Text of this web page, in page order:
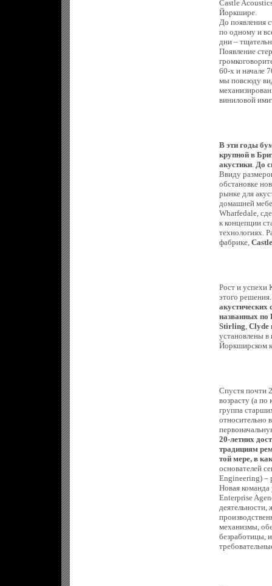
Castle
Йоркшире.
До появления
по одному и
дни –
Появление
60-х и начале
мы повсюду
виниловой
В эти годы
крупной в
акустики. До
Ввиду
обстановке
рынке для
домашней
Wharfedale,
к концепции
технологиях.
фабрике,
Рост и успехи
этого
акустических
названных по
Stirling, Clyde
установлены
Йоркширском
Спустя почти
возрасту (а по
группа
относительно
20-летних
традициям
той мере, в
основателей
Engineering) –
Новая
Enterprise
механизмы,
безработицы,